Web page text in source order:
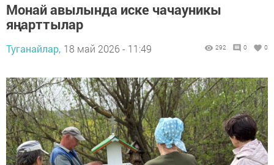
Монай авылында иске чачауникы
яңарттылар
Туганайлар, 18 май 2026 - 11:49 292 0 0